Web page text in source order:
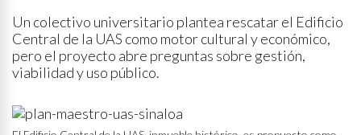
Un colectivo universitario plantea rescatar el Edificio
Central de la UAS como motor cultural y económico,
pero el proyecto abre preguntas sobre gestión,
viabilidad y uso público.